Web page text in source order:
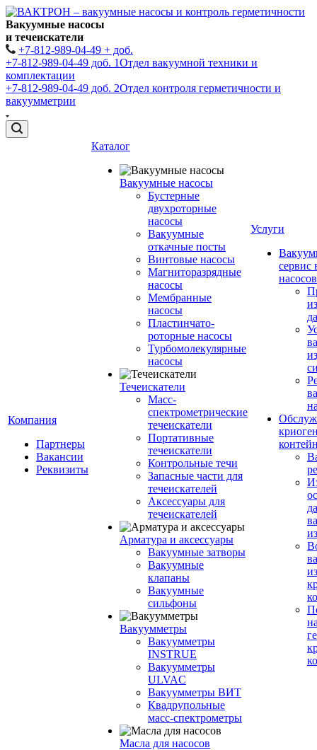
Вакуумные насосы
и течеискатели
+7-812-989-04-49 + доб.
+7-812-989-04-49 доб. 1Отдел вакуумной техники и
комплектации
+7-812-989-04-49 доб. 2Отдел контроля герметичности и
вакуумметрии
Компания
Партнеры
Вакансии
Реквизиты
Каталог
Вакуумные насосы
Бустерные
двухроторные
насосы
Вакуумные
откачные посты
Винтовые насосы
Магниторазрядные
насосы
Мембранные
насосы
Пластинчато-
роторные насосы
Турбомолекулярные
насосы
Течеискатели
Масс-
спектрометрические
течеискатели
Портативные
течеискатели
Контрольные течи
Запасные части для
течеискателей
Аксессуары для
течеискателей
Арматура и аксессуары
Вакуумные затворы
Вакуумные
клапаны
Вакуумные
сильфоны
Вакуумметры
Вакуумметры
INSTRUE
Вакуумметры
ULVAC
Вакуумметры ВИТ
Квадрупольные
масс-спектрометры
Масла для насосов
Услуги
сервис
насосов